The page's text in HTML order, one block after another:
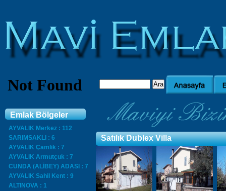
Emlak Bölgeler
AYVALIK Merkez : 112
SARIMSAKLI : 6
AYVALIK Çamlik : 7
AYVALIK Armutçuk : 7
CUNDA (ALİBEY) ADASI : 7
AYVALIK Sahil Kent : 9
ALTINOVA : 1
Satılık Dublex Villa